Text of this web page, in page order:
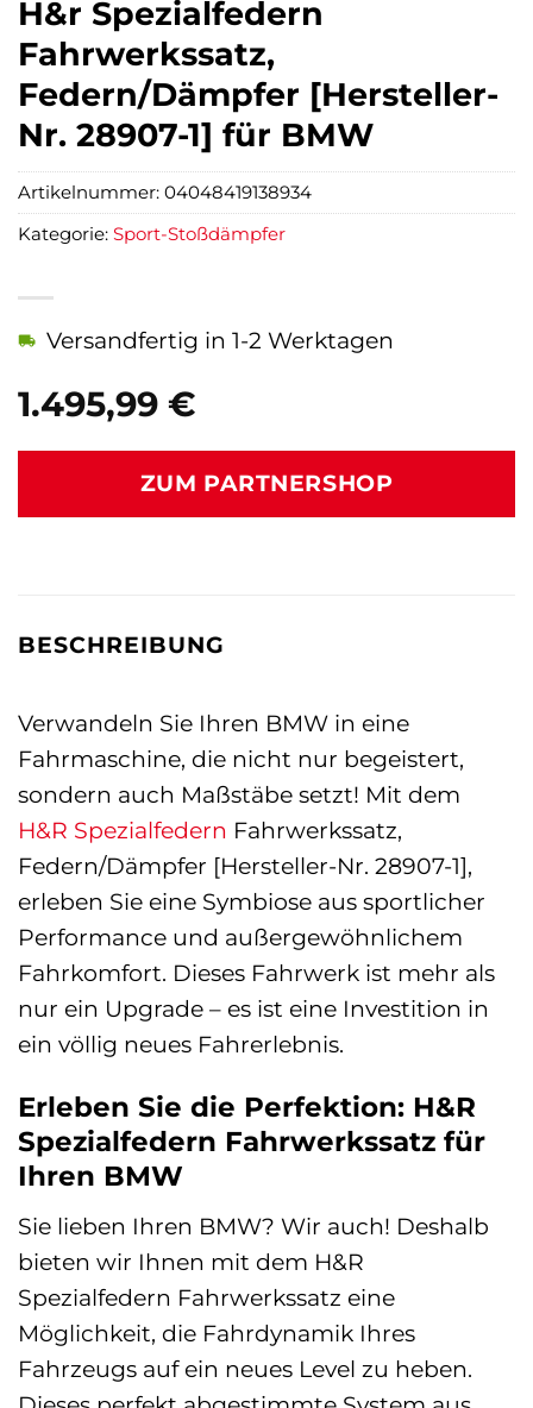
H&r Spezialfedern
Fahrwerkssatz,
Federn/Dämpfer [Hersteller-
Nr. 28907-1] für BMW
1.495,99 €
Versandfertig in 1-2 Werktagen
ZUM PARTNERSHOP
Artikelnummer: 04048419138934
Kategorie: Sport-Stoßdämpfer
BESCHREIBUNG
Verwandeln Sie Ihren BMW in eine
Fahrmaschine, die nicht nur begeistert,
sondern auch Maßstäbe setzt! Mit dem
H&R Spezialfedern Fahrwerkssatz,
Federn/Dämpfer [Hersteller-Nr. 28907-1],
erleben Sie eine Symbiose aus sportlicher
Performance und außergewöhnlichem
Fahrkomfort. Dieses Fahrwerk ist mehr als
nur ein Upgrade – es ist eine Investition in
ein völlig neues Fahrerlebnis.
Erleben Sie die Perfektion: H&R
Spezialfedern Fahrwerkssatz für
Ihren BMW
Sie lieben Ihren BMW? Wir auch! Deshalb
bieten wir Ihnen mit dem H&R
Spezialfedern Fahrwerkssatz eine
Möglichkeit, die Fahrdynamik Ihres
Fahrzeugs auf ein neues Level zu heben.